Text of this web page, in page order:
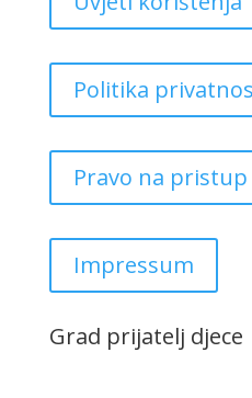
Politika
Pravo na pristup
Impressum
Grad prijatelj djece